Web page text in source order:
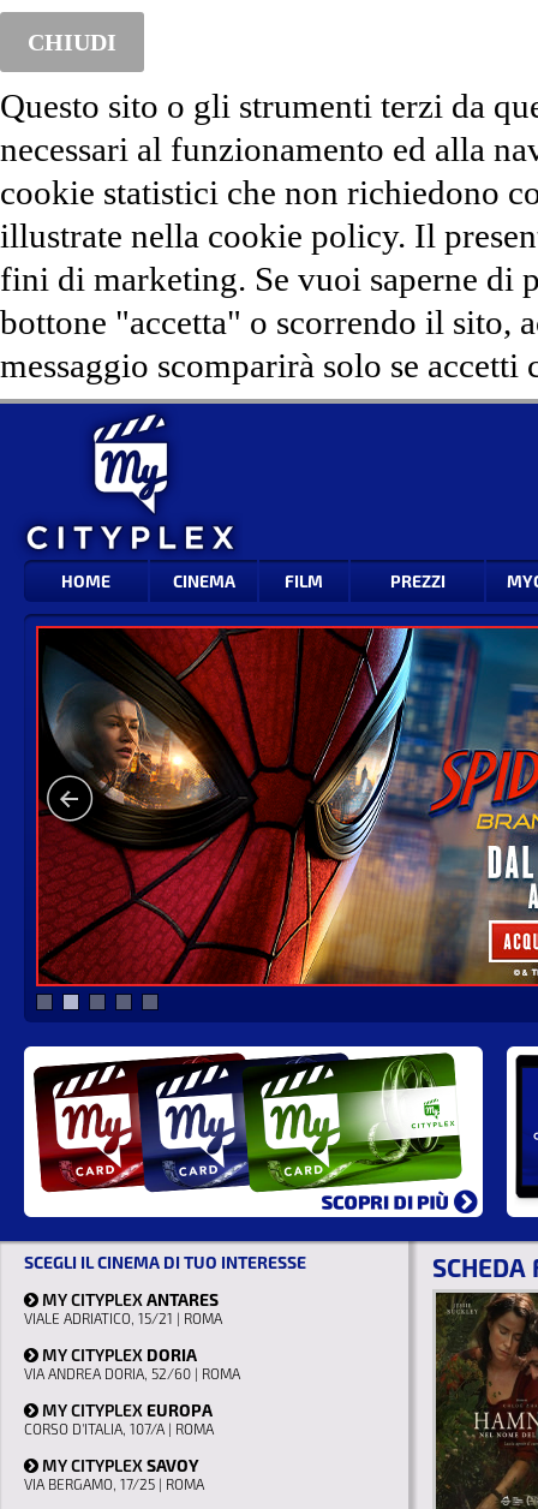
CHIUDI
Questo sito o gli strumenti terzi da
necessari al funzionamento ed alla
cookie statistici che non richiedono
illustrate nella cookie policy. Il
fini di marketing. Se vuoi saperne di
bottone "accetta" o scorrendo il sito,
messaggio scomparirà solo se
HOME CINEMA FILM PREZZI
SCEGLI IL CINEMA DI TUO INTERESSE
MY CITYPLEXANTARES
VIALE ADRIATICO, 15/21 | ROMA
MY CITYPLEX DORIA
VIA ANDREA DORIA, 52/60 | ROMA
MY CITYPLEXEUROPA
CORSO D'ITALIA, 107/A | ROMA
MY CITYPLEXSAVOY
VIA BERGAMO, 17/25 | ROMA
SCHEDA